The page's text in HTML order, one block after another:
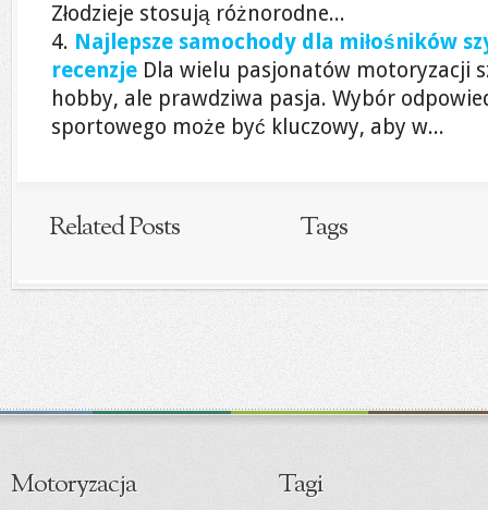
Złodzieje stosują różnorodne...
Najlepsze samochody dla miłośników
recenzje Dla wielu pasjonatów motoryzacji
hobby, ale prawdziwa pasja. Wybór
sportowego może być kluczowy, aby w...
Related Posts Tags
Motoryzacja Tagi